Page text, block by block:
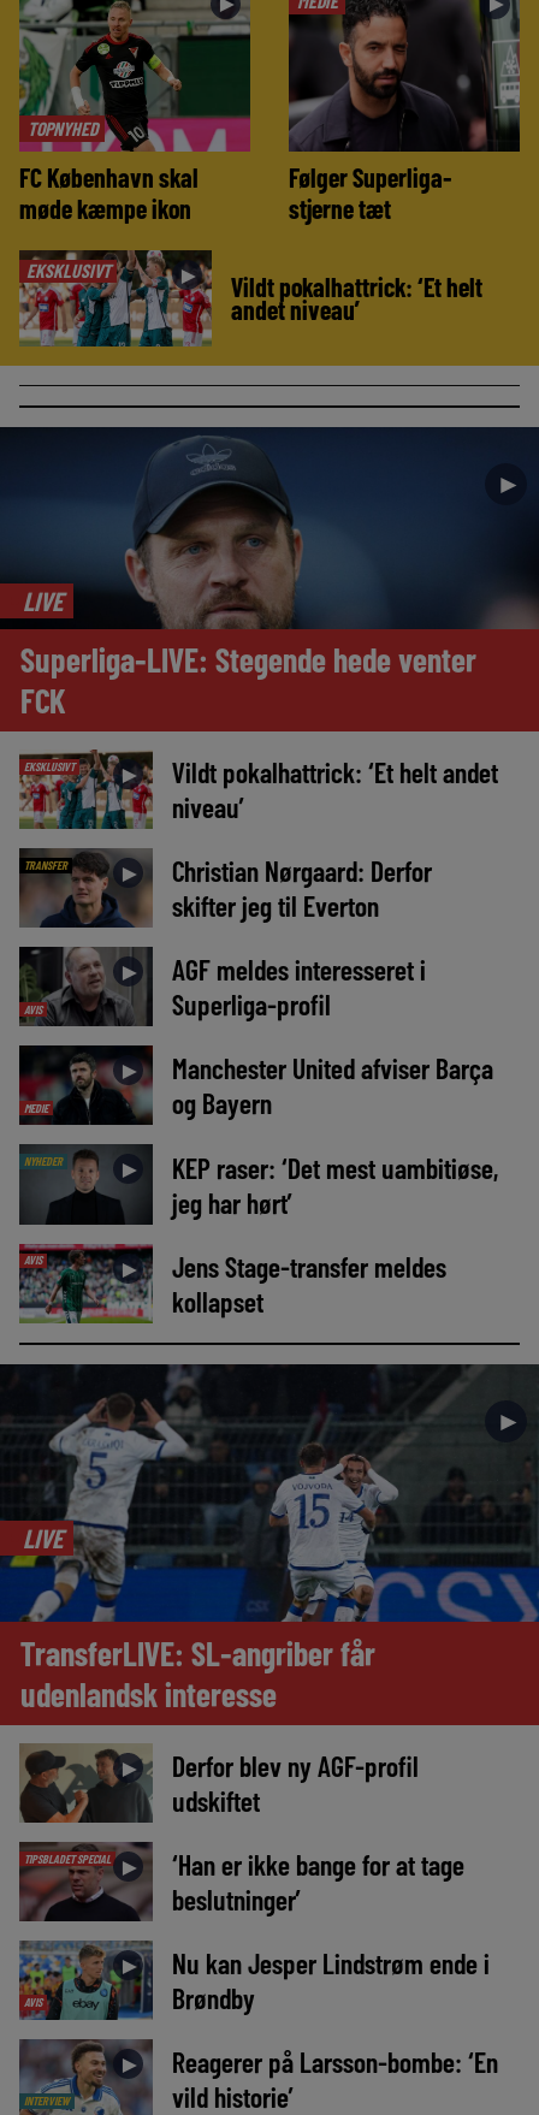
TOPNYHED
FC København skal
møde kæmpe ikon
Følger Superliga-
stjerne tæt
EKSKLUSIVT ► Vildt pokalhattrick: ‘Et helt
andet niveau’
►
LIVE
Superliga-LIVE: Stegende hede venter
FCK
EKSKLUSIVT ►
Vildt pokalhattrick: ‘Et helt andet
niveau’
TRANSFER ►
Christian Nørgaard: Derfor
skifter jeg til Everton
AVIS
►
AGF meldes interesseret i
Superliga-profil
MEDIE
►
Manchester United afviser Barça
og Bayern
NYHEDER ►
KEP raser: ‘Det mest uambitiøse,
jeg har hørt’
AVIS ►
Jens Stage-transfer meldes
kollapset
►
LIVE
TransferLIVE: SL-angriber får
udenlandsk interesse
►
Derfor blev ny AGF-profil
udskiftet
TIPSBLADET SPECIAL ►
‘Han er ikke bange for at tage
beslutninger’
AVIS
►
Nu kan Jesper Lindstrøm ende i
Brøndby
INTERVIEW
►
Reagerer på Larsson-bombe: ‘En
vild historie’